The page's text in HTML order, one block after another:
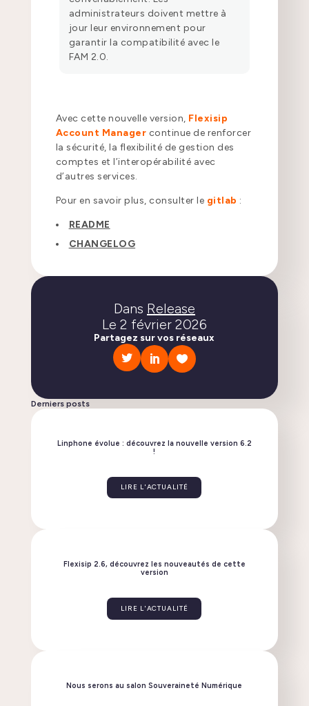
administrateurs doivent mettre à
jour leur environnement pour
garantir la compatibilité avec le
FAM 2.0.
Avec cette nouvelle version, Flexisip
Account Manager continue de renforcer
la sécurité, la flexibilité de gestion des
comptes et l’interopérabilité avec
d’autres services.
Pour en savoir plus, consulter le gitlab :
README
CHANGELOG
Dans Release
Le 2 février 2026
Partagez sur vos réseaux
Derniers posts